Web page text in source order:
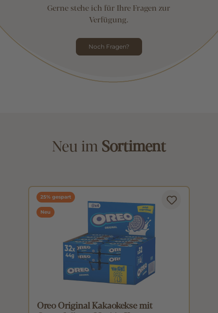
Gerne stehe ich für Ihre Fragen zur
Verfügung.
Noch Fragen?
Neu im Sortiment
25% gespart
Neu
Oreo Original Kakaokekse mit